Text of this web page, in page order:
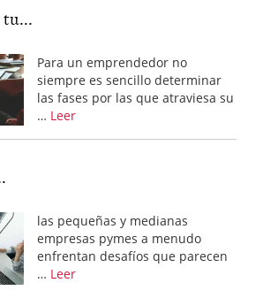
tu...
Para un emprendedor no
siempre es sencillo determinar
las fases por las que atraviesa su
… Leer
las pequeñas y medianas
empresas pymes a menudo
enfrentan desafíos que parecen
… Leer